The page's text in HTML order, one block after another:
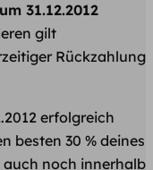
31.12.2012
gilt
Rückzahlung
erfolgreich
besten 30 % deines
auch noch innerhalb